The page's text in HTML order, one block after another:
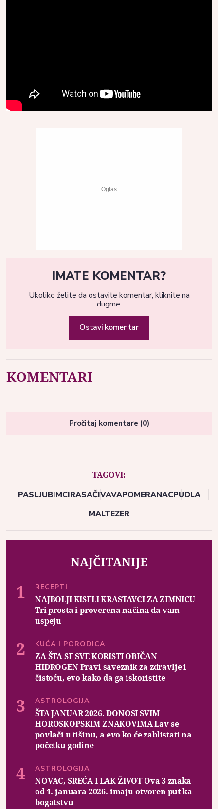
IMATE KOMENTAR?
Ukoliko želite da ostavite komentar, kliknite na
dugme.
Ostavi komentar
KOMENTARI
Pročitaj komentare (0)
TAGOVI:
PASLJUBIMCIRASAČIVAVAPOMERANACPUDLA
MALTEZER
NAJČITANIJE
RECEPTI
NAJBOLJI KISELI KRASTAVCI ZA ZIMNICU
Tri prosta i proverena načina da vam
uspeju
KUĆA I PORODICA
ZA ŠTA SE SVE KORISTI OBIČAN
HIDROGEN Pravi saveznik za zdravlje i
čistoću, evo kako da ga iskoristite
ASTROLOGIJA
ŠTA JANUAR 2026. DONOSI SVIM
HOROSKOPSKIM ZNAKOVIMA Lav se
povlači u tišinu, a evo ko će zablistati na
početku godine
ASTROLOGIJA
NOVAC, SREĆA I LAK ŽIVOT Ova 3 znaka
od 1. januara 2026. imaju otvoren put ka
bogatstvu